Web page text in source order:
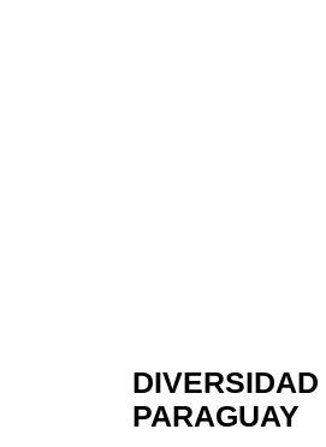
PARAGUAY